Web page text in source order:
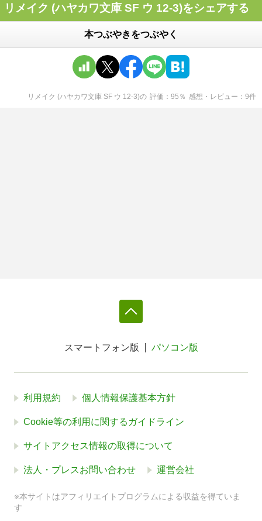
リメイク (ハヤカワ文庫 SF ウ 12-3)をシェアする
本つぶやきをつぶやく
リメイク (ハヤカワ文庫 SF ウ 12-3)の 評価 95 ％ 感想・レビュー 9件
スマートフォン版 パソコン版
利用規約 個人情報保護基本方針
Cookie等の利用に関するガイドライン
サイトアクセス情報の取得について
法人・プレスお問い合わせ 運営会社
※本サイトはアフィリエイトプログラムによる収益を得ていま
す